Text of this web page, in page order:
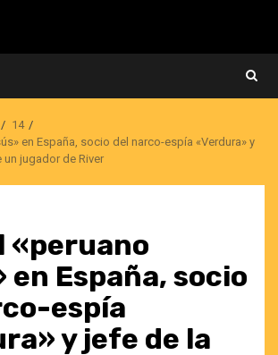
14
en España, socio del narco-espía «Verdura» y
un jugador de River
«peruano
en España, socio
espía
y jefe de la